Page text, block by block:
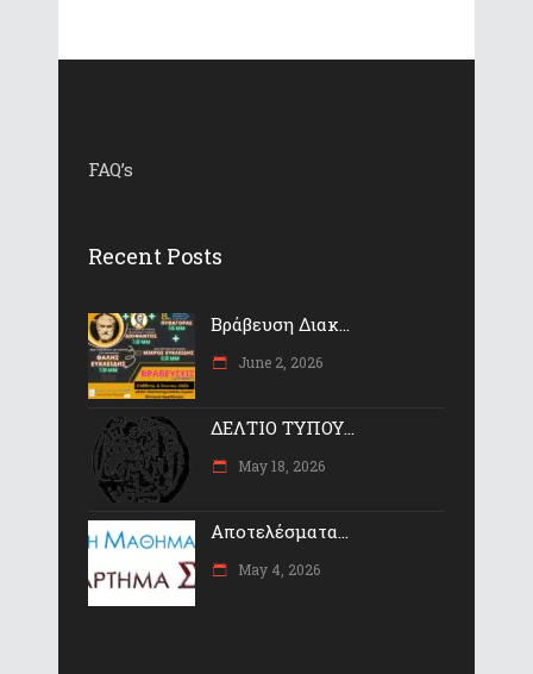
FAQ’s
Recent Posts
Βράβευση Διακ...
June 2, 2026
ΔΕΛΤΙΟ ΤΥΠΟΥ...
May 18, 2026
Αποτελέσματα...
May 4, 2026